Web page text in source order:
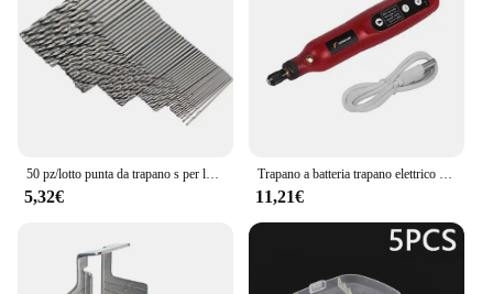
50 pz/lotto punta da trapano s per la lavorazione del legno in metallo HSS acciaio gambo dritto 1-3mm punta elicoidale utensili elettrici all'ingrosso
5,32€
Trapano a batteria trapano elettrico per Manicure Micro utensile rotante penna per intaglio elettrico Mini strumento rotante con accessori Dremel
11,21€